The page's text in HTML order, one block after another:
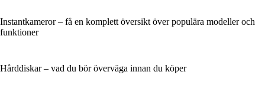
Instantkameror – få en komplett översikt över populära modeller och
funktioner
Hårddiskar – vad du bör överväga innan du köper